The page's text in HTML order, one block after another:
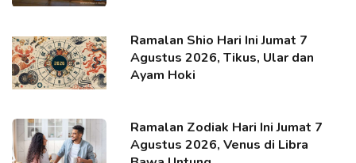
Ramalan Shio Hari Ini Jumat 7
Agustus 2026, Tikus, Ular dan
Ayam Hoki
Ramalan Zodiak Hari Ini Jumat 7
Agustus 2026, Venus di Libra